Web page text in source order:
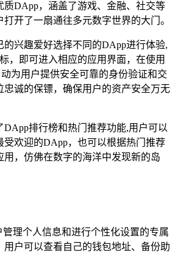
质DApp，涵盖了游戏、金融、社交等
开了一扇通往多元数字世界的大门。
的兴趣爱好选择不同的DApp进行体验,
，即可进入相应的应用界面，在使用
为用户提供安全可靠的身份验证和交
忠诚的保镖，确保用户的资产安全万无
DApp排行榜和热门推荐功能,用户可以
受欢迎的DApp，也可以根据热门推荐
用，仿佛在数字的海洋中发现新的岛
管理个人信息和进行个性化设置的专属
用户可以查看自己的钱包地址、备份助